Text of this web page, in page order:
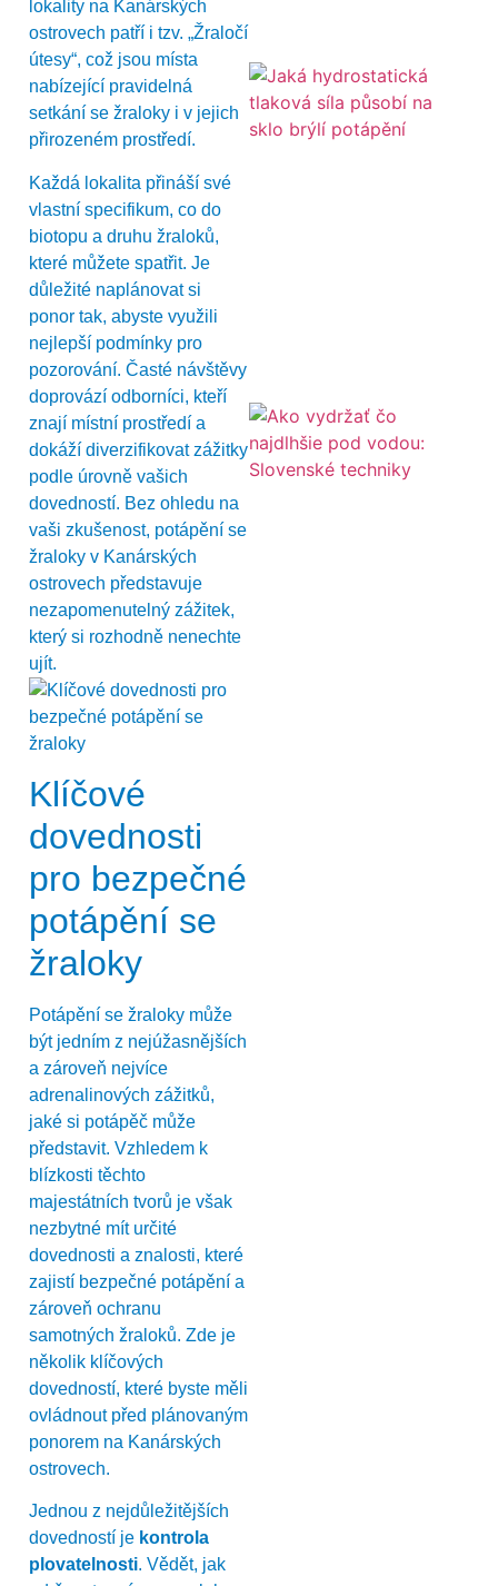
lokality na Kanárských
ostrovech patří i tzv. „Žraločí
útesy“, což jsou místa
nabízející pravidelná
setkání se žraloky i v jejich
přirozeném prostředí.
Každá lokalita přináší své
vlastní specifikum, co do
biotopu a druhu žraloků,
které můžete spatřit. Je
důležité naplánovat si
ponor tak, abyste využili
nejlepší podmínky pro
pozorování. Časté návštěvy
doprovází odborníci, kteří
znají místní prostředí a
dokáží diverzifikovat zážitky
podle úrovně vašich
dovedností. Bez ohledu na
vaši zkušenost, potápění se
žraloky v Kanárských
ostrovech představuje
nezapomenutelný zážitek,
který si rozhodně nenechte
ujít.
Klíčové
dovednosti
pro bezpečné
potápění se
žraloky
Potápění se žraloky může
být jedním z nejúžasnějších
a zároveň nejvíce
adrenalinových zážitků,
jaké si potápěč může
představit. Vzhledem k
blízkosti těchto
majestátních tvorů je však
nezbytné mít určité
dovednosti a znalosti, které
zajistí bezpečné potápění a
zároveň ochranu
samotných žraloků. Zde je
několik klíčových
dovedností, které byste měli
ovládnout před plánovaným
ponorem na Kanárských
ostrovech.
Jednou z nejdůležitějších
dovedností je kontrola
plovatelnosti. Vědět, jak